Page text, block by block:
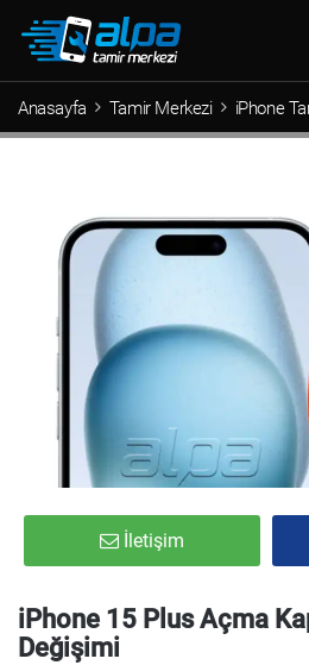
Anasayfa Tamir Merkezi iPhone
İletişim
iPhone 15 Plus Açma
Değişimi